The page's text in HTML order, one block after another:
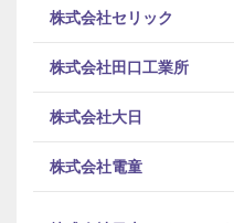
株式会社セリック
株式会社田口工業所
株式会社大日
株式会社電童